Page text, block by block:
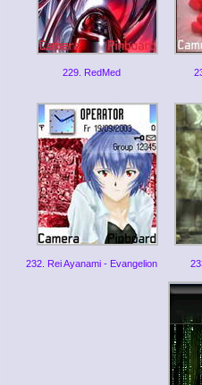
229. RedMed
232. Rei Ayanami - Evangelion